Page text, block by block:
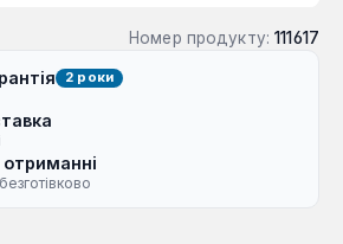
Номер продукту: 111617
2 роки